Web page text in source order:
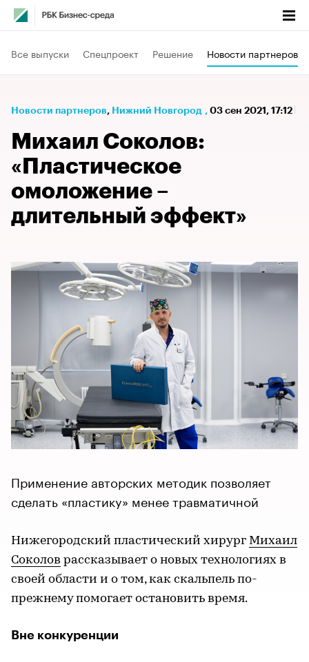
Все выпуски Спецпроект Решение Новости партнеров
Новости партнеров⁠, Нижний Новгород , 03 сен 2021, 17:12
Михаил Соколов:
«Пластическое
омоложение –
длительный эффект»
Применение авторских методик позволяет
сделать «пластику» менее травматичной
Нижегородский пластический хирург Михаил
Соколов рассказывает о новых технологиях в
своей области и о том, как скальпель по-
прежнему помогает остановить время.
Вне конкуренции